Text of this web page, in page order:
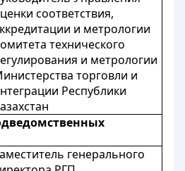
соответствия,
и метрологии
технического
и метрологии
торговли и
Республики
генерального